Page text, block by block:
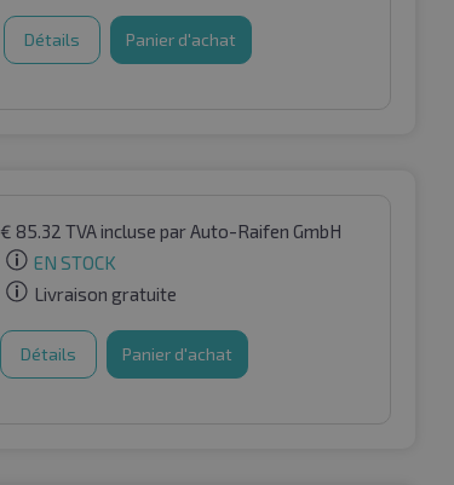
Détails Panier d'achat
€ 85.32 TVA incluse par Auto-Raifen GmbH
EN STOCK
Livraison gratuite
Détails Panier d'achat